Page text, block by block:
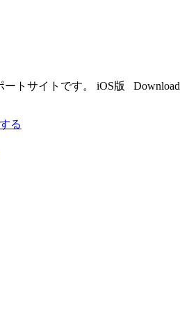
トサイトです。 iOS版 Download
る